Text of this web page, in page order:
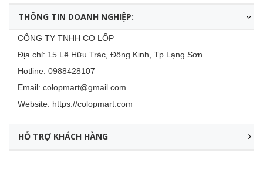
THÔNG TIN DOANH NGHIỆP:
CÔNG TY TNHH CỌ LỐP
Địa chỉ: 15 Lê Hữu Trác, Đông Kinh, Tp Lạng Sơn
Hotline: 0988428107
Email: colopmart@gmail.com
Website: https://colopmart.com
HỖ TRỢ KHÁCH HÀNG